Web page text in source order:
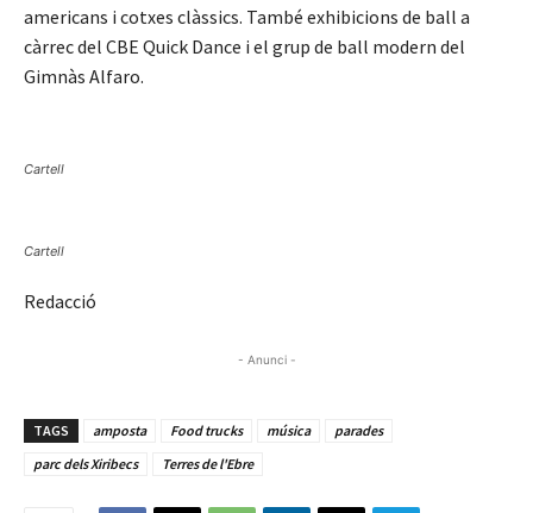
americans i cotxes clàssics. També exhibicions de ball a
càrrec del CBE Quick Dance i el grup de ball modern del
Gimnàs Alfaro.
Cartell
Cartell
Redacció
- Anunci -
TAGS amposta Food trucks música
parades
parc dels Xiribecs
Terres de l'Ebre